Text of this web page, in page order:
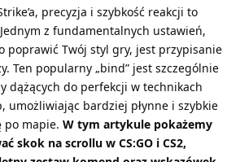
precyzja i szybkość reakcji to
z fundamentalnych ustawień,
poprawić Twój styl gry, jest przypisanie
Ten popularny „bind” jest szczególnie
dążących do perfekcji w technikach
umożliwiając bardziej płynne i szybkie
po mapie. W tym artykule pokażemy
skok na scrollu w CS:GO i CS2,